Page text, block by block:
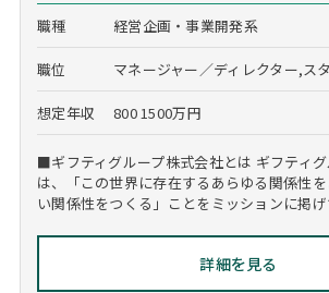
職種 経営企画・事業開発系
職位 マネージャー／ディレクター,ス
想定年収 800 1500万円
■ギフティグループ株式会社とは ギフティ
は、「この世界に存在するあらゆる関係性
い関係性をつくる」ことをミッションに掲
詳細を見る